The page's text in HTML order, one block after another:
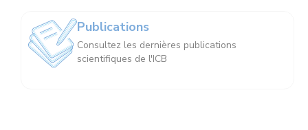
Publications
Consultez les dernières publications
scientifiques de l'ICB